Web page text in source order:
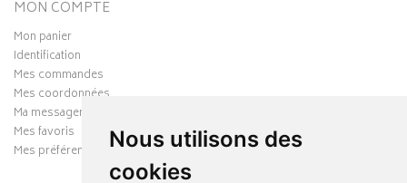
Nous utilisons des
cookies
MON COMPTE
Mon panier
Identification
Mes commandes
Mes coordonnées
Ma messagerie
Mes favoris
Mes préférences Cookies